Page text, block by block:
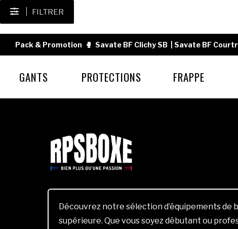
FILTRER
Pack & Promotion 🥊 Savate BF Clichy SB Savate BF
GANTS PROTECTIONS FRAPPE
Découvrez notre sélection d’équipements de
supérieure. Que vous soyez débutant ou